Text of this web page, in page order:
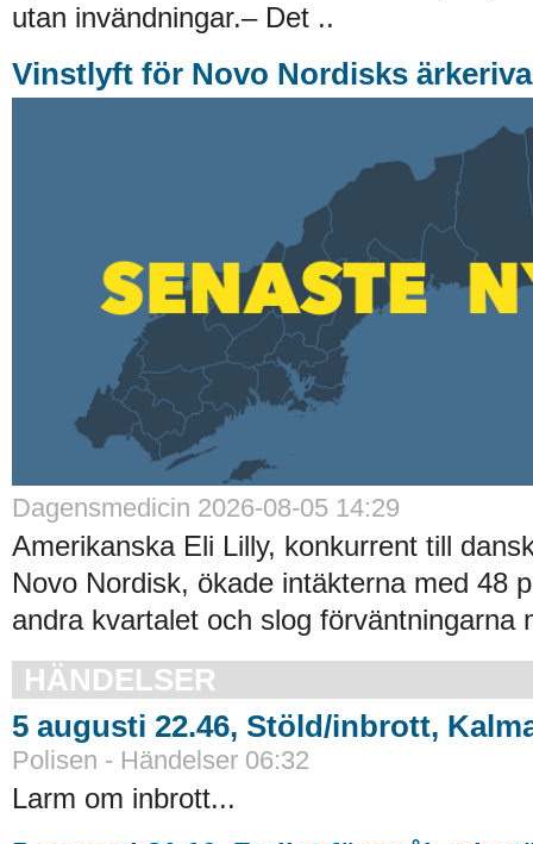
utan invändningar.– Det ..
Vinstlyft för Novo Nordisks
Dagensmedicin 2026-08-05 14:29
Amerikanska Eli Lilly, konkurrent till
Novo Nordisk, ökade intäkterna med 48
andra kvartalet och slog förväntningarna
HÄNDELSER
5 augusti 22.46, Stöld/inbrott,
Polisen - Händelser 06:32
Larm om inbrott...